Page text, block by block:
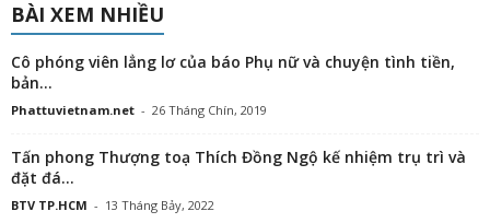
BÀI XEM NHIỀU
Cô phóng viên lẳng lơ của báo Phụ nữ và chuyện tình tiền,
bản...
Phattuvietnam.net - 26 Tháng Chín, 2019
Tấn phong Thượng toạ Thích Đồng Ngộ kế nhiệm trụ trì và
đặt đá...
BTV TP.HCM - 13 Tháng Bảy, 2022